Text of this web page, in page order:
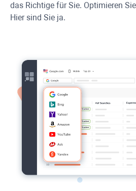
das Richtige für Sie. Optimieren
Hier sind Sie ja.